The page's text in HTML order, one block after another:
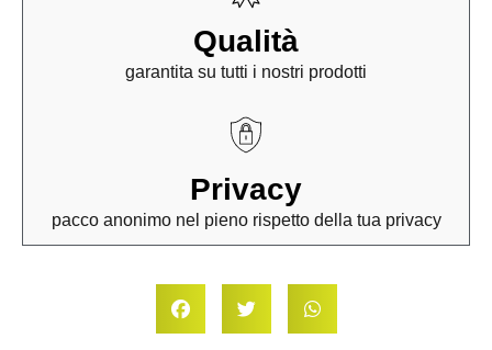
Qualità
garantita su tutti i nostri prodotti
Privacy
pacco anonimo nel pieno rispetto della tua privacy